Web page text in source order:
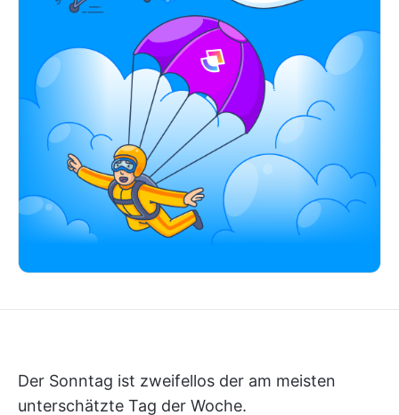
Der Sonntag ist zweifellos der am meisten
unterschätzte Tag der Woche.